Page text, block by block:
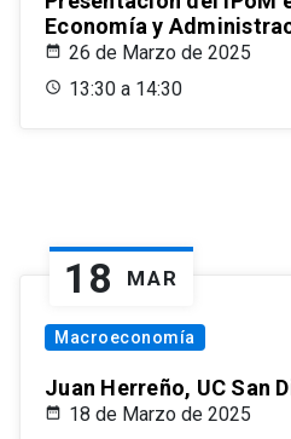
Economía y
26 de Marzo de 2025
13:30 a 14:30
18 MAR
Macroeconomía
Juan Herreño, UC San
18 de Marzo de 2025